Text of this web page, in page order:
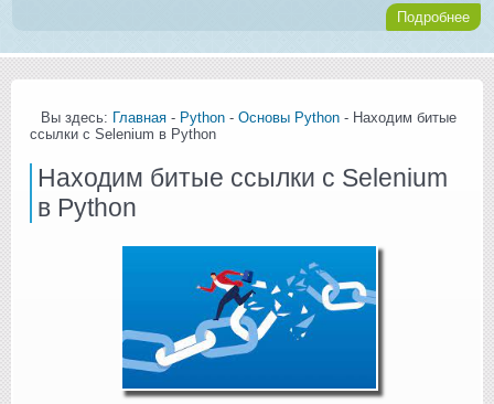
Подробнее
Вы здесь: Главная - Python - Основы Python - Находим битые
ссылки с Selenium в Python
Находим битые ссылки с Selenium
в Python